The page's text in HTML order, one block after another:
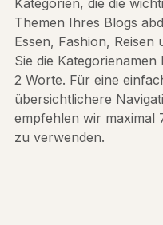
Kategorien, die die
Themen Ihres Blogs
Essen, Fashion, Reisen
Sie die Kategorienamen
2 Worte. Für eine
übersichtlichere
empfehlen wir maximal
zu verwenden.